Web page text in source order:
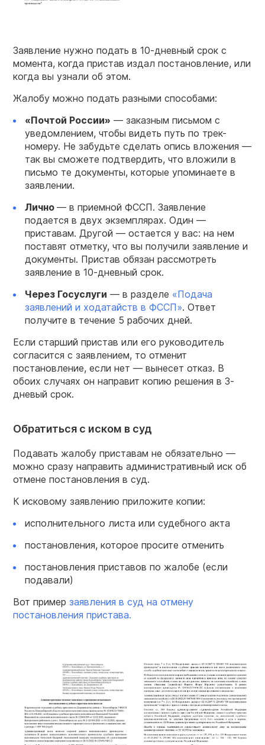
Заявление нужно подать в 10-дневный срок с
момента, когда пристав издал постановление, или
когда вы узнали об этом.
Жалобу можно подать разными способами:
«Почтой России» — заказным письмом с
уведомлением, чтобы видеть путь по трек-
номеру. Не забудьте сделать опись вложения —
так вы сможете подтвердить, что вложили в
письмо те документы, которые упоминаете в
заявлении.
Лично — в приемной ФССП. Заявление
подается в двух экземплярах. Один —
приставам. Другой — остается у вас: на нем
поставят отметку, что вы получили заявление и
документы. Пристав обязан рассмотреть
заявление в 10-дневный срок.
Через Госуслуги — в разделе «Подача
заявлений и ходатайств в ФССП». Ответ
получите в течение 5 рабочих дней.
Если старший пристав или его руководитель
согласится с заявлением, то отменит
постановление, если нет — вынесет отказ. В
обоих случаях он направит копию решения в 3-
дневый срок.
Обратиться с иском в суд
Подавать жалобу приставам не обязательно —
можно сразу направить административный иск об
отмене постановления в суд.
К исковому заявлению приложите копии:
исполнительного листа или судебного акта
постановления, которое просите отменить
постановления приставов по жалобе (если
подавали)
Вот пример заявления в суд на отмену
постановления пристава.